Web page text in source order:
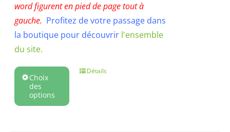
word figurent en pied de page tout à
gauche. Profitez de votre passage dans
la boutique pour découvrir l'ensemble
du site.
Choix
des
options
Détails